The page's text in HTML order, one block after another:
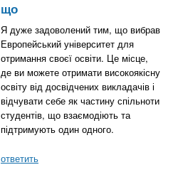
що
Я дуже задоволений тим, що вибрав
Европейський університет для
отримання своєї освіти. Це місце,
де ви можете отримати високоякісну
освіту від досвідчених викладачів і
відчувати себе як частину спільноти
студентів, що взаємодіють та
підтримують один одного.
ответить